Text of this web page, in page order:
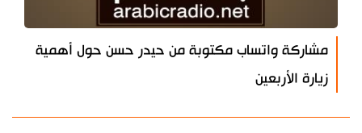
مشاركة واتساب مكتوبة من حيدر حسن حول أهمية
زيارة الأربعين